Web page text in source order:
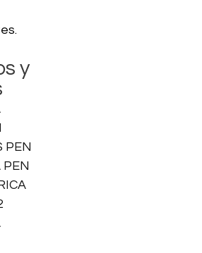
y
PEN
PEN